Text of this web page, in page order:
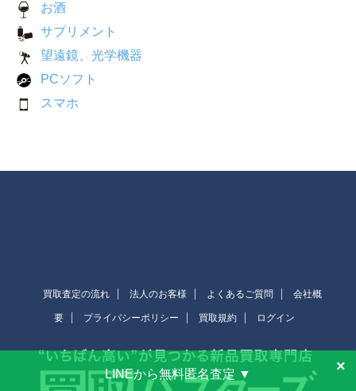
お酒
サプリメント
望遠鏡、光学機器
PCソフト
スマホ
買取査定の流れ 法人のお客様 よくあるご質問 会社概
要 プライバシーポリシー 買取規約 ログイン
LINEから無料匿名査定 ▼ ×